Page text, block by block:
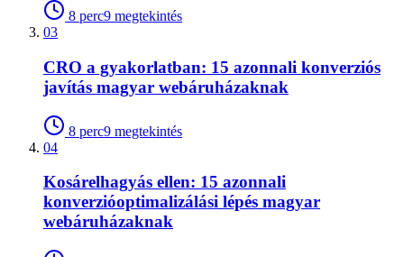
8 perc9 megtekintés
03
CRO a gyakorlatban: 15 azonnali konverziós
javítás magyar webáruházaknak
8 perc9 megtekintés
04
Kosárelhagyás ellen: 15 azonnali
konverzióoptimalizálási lépés magyar
webáruházaknak